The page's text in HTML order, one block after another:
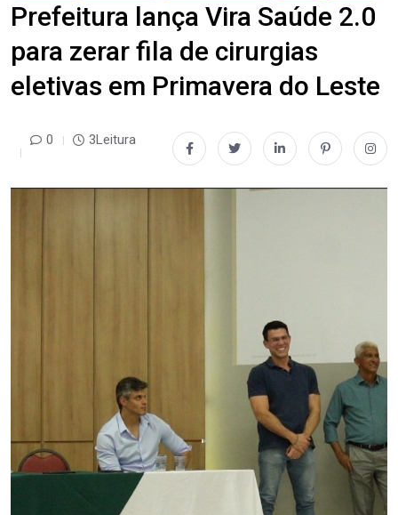
Prefeitura lança Vira Saúde 2.0
para zerar fila de cirurgias
eletivas em Primavera do Leste
0 3Leitura